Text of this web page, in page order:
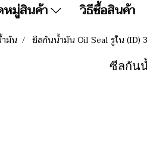
มู่สินค้า วิธีซื้อสินค้า
มัน ซีลกันน้ำมัน Oil Seal รูใน (ID)
ซีลกันน้